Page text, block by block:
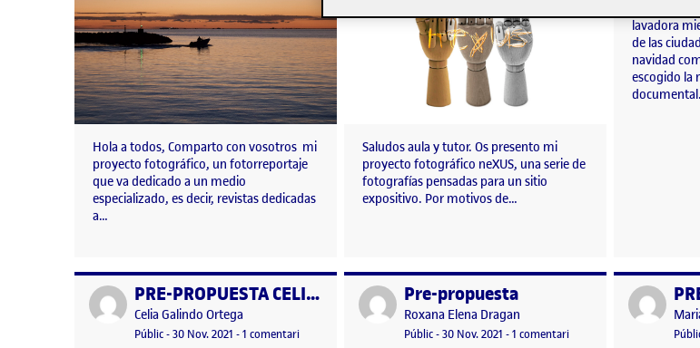
Hola a todos, Comparto con vosotros mi
proyecto fotográfico, un fotorreportaje
que va dedicado a un medio
especializado, es decir, revistas dedicadas
a…
Saludos aula y tutor. Os presento mi
proyecto fotográfico neXUS, una serie de
fotografías pensadas para un sitio
expositivo. Por motivos de…
lavadora
de las
navidad
escogido la
Publicat per PRE-PROPUESTA CELIA GALINDO ORTEGA
Publicat per
Celia Galindo Ortega
Visibilitat:
Públic-Data de publicació
30 Nov. 2021 30 novembre, 2021 8:54 pm
-1 comentaria PRE-PROPUESTA CELIA GALINDO ORTEGA
Publicat perPre-propuesta
Publicat per
Roxana Elena Dragan
Visibilitat:
Públic-Data de publicació
30 Nov. 2021 13 gener, 2022 11:47 am
-1 comentaria Pre-propuesta
Publicat per